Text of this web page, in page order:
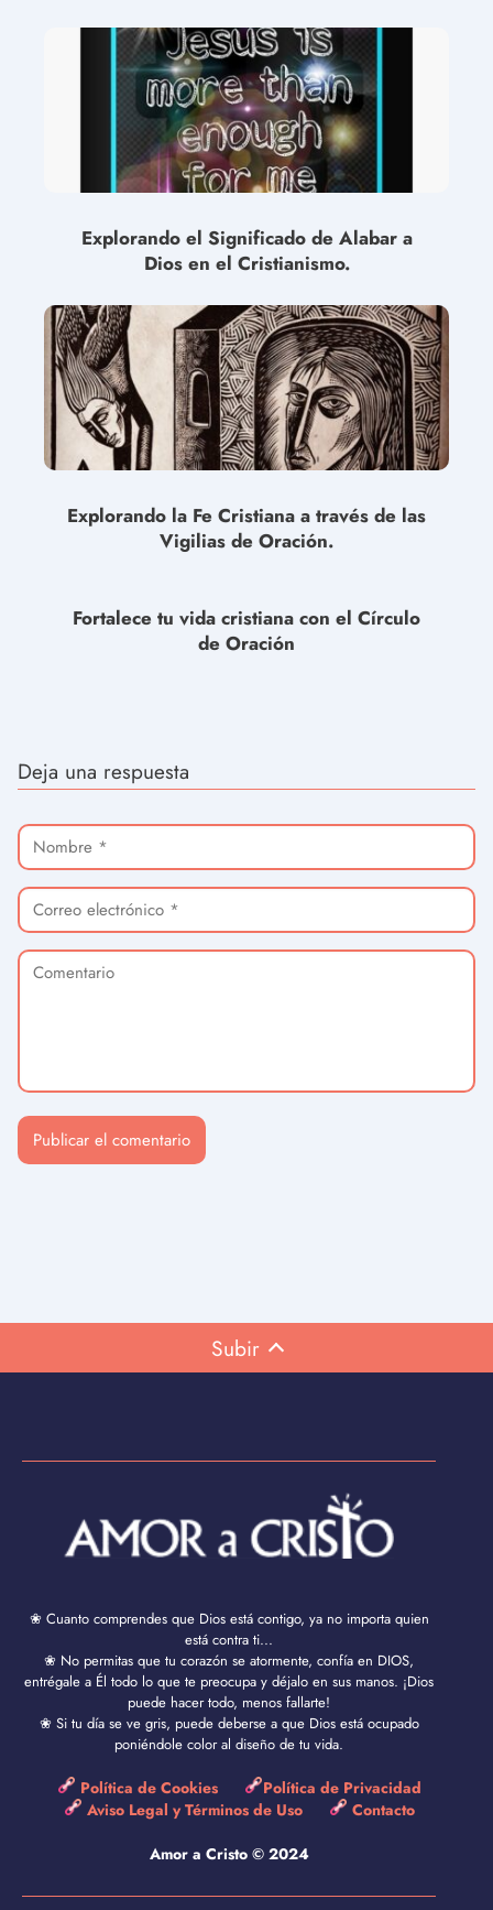
Explorando el Significado de Alabar a
Dios en el Cristianismo.
Explorando la Fe Cristiana a través de las
Vigilias de Oración.
Fortalece tu vida cristiana con el Círculo
de Oración
Deja una respuesta
Subir
❀ Cuanto comprendes que Dios está contigo, ya no importa quien
está contra ti...
❀ No permitas que tu corazón se atormente, confía en DIOS,
entrégale a Él todo lo que te preocupa y déjalo en sus manos. ¡Dios
puede hacer todo, menos fallarte!
❀ Si tu día se ve gris, puede deberse a que Dios está ocupado
poniéndole color al diseño de tu vida.
Política de Cookies
Política de Privacidad
Aviso Legal y Términos de Uso
Contacto
Amor a Cristo © 2024